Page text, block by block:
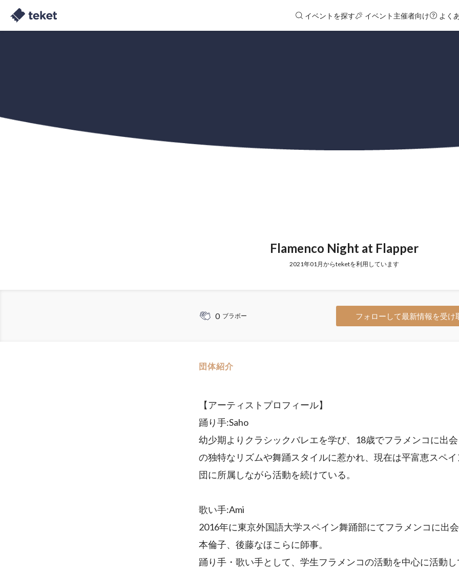
イベントを探す イベント主催者向け よく
Flamenco Night at Flapper
2021年01月からteketを利用しています
0 ブラボー フォローして最新情報を受け
団体紹介
【アーティストプロフィール】
踊り手:Saho
幼少期よりクラシックバレエを学び、18歳でフラメンコに出
の独特なリズムや舞踊スタイルに惹かれ、現在は平富恵スペ
団に所属しながら活動を続けている。
歌い手:Ami
2016年に東京外国語大学スペイン舞踊部にてフラメンコに出
本倫子、後藤なほこらに師事。
踊り手・歌い手として、学生フラメンコの活動を中心に活動